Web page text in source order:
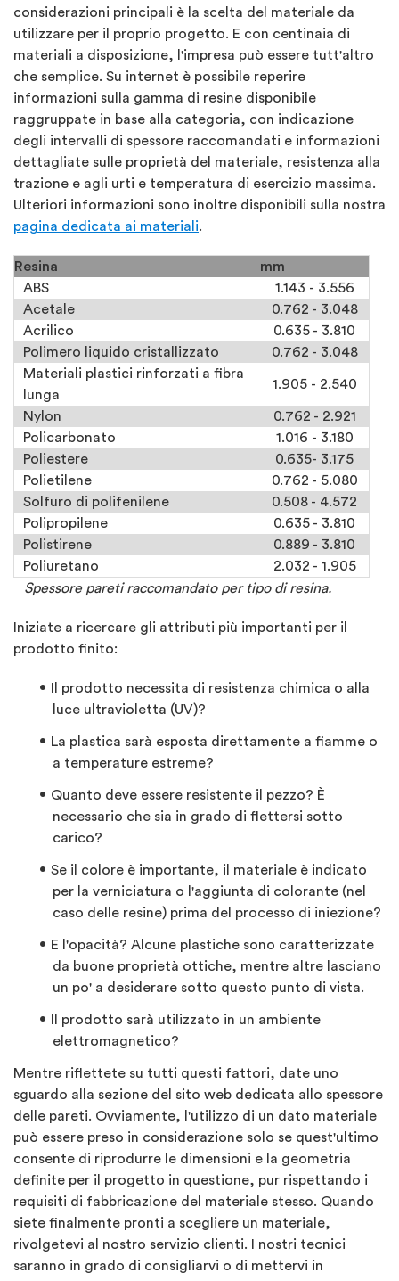
considerazioni principali è la scelta del materiale da
utilizzare per il proprio progetto. E con centinaia di
materiali a disposizione, l'impresa può essere tutt'altro
che semplice. Su internet è possibile reperire
informazioni sulla gamma di resine disponibile
raggruppate in base alla categoria, con indicazione
degli intervalli di spessore raccomandati e informazioni
dettagliate sulle proprietà del materiale, resistenza alla
trazione e agli urti e temperatura di esercizio massima.
Ulteriori informazioni sono inoltre disponibili sulla nostra
pagina dedicata ai materiali.
Resina
mm
ABS
1.143 - 3.556
Acetale
0.762 - 3.048
Acrilico
0.635 - 3.810
Polimero liquido cristallizzato
0.762 - 3.048
Materiali plastici rinforzati a fibra
lunga
1.905 - 2.540
Nylon
0.762 - 2.921
Policarbonato
1.016 - 3.180
Poliestere
0.635- 3.175
Polietilene
0.762 - 5.080
Solfuro di polifenilene
0.508 - 4.572
Polipropilene
0.635 - 3.810
Polistirene
0.889 - 3.810
Poliuretano
2.032 - 1.905
Spessore pareti raccomandato per tipo di resina.
Iniziate a ricercare gli attributi più importanti per il
prodotto finito:
Il prodotto necessita di resistenza chimica o alla
luce ultravioletta (UV)?
La plastica sarà esposta direttamente a fiamme o
a temperature estreme?
Quanto deve essere resistente il pezzo? È
necessario che sia in grado di flettersi sotto
carico?
Se il colore è importante, il materiale è indicato
per la verniciatura o l'aggiunta di colorante (nel
caso delle resine) prima del processo di iniezione?
E l'opacità? Alcune plastiche sono caratterizzate
da buone proprietà ottiche, mentre altre lasciano
un po' a desiderare sotto questo punto di vista.
Il prodotto sarà utilizzato in un ambiente
elettromagnetico?
Mentre riflettete su tutti questi fattori, date uno
sguardo alla sezione del sito web dedicata allo spessore
delle pareti. Ovviamente, l'utilizzo di un dato materiale
può essere preso in considerazione solo se quest'ultimo
consente di riprodurre le dimensioni e la geometria
definite per il progetto in questione, pur rispettando i
requisiti di fabbricazione del materiale stesso. Quando
siete finalmente pronti a scegliere un materiale,
rivolgetevi al nostro servizio clienti. I nostri tecnici
saranno in grado di consigliarvi o di mettervi in